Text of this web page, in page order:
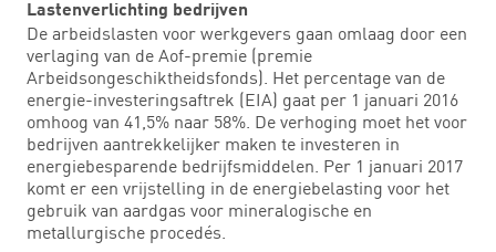
Lastenverlichting bedrijven
De arbeidslasten voor werkgevers gaan omlaag door een
verlaging van de Aof-premie (premie
Arbeidsongeschiktheidsfonds). Het percentage van de
energie-investeringsaftrek (EIA) gaat per 1 januari 2016
omhoog van 41,5% naar 58%. De verhoging moet het voor
bedrijven aantrekkelijker maken te investeren in
energiebesparende bedrijfsmiddelen. Per 1 januari 2017
komt er een vrijstelling in de energiebelasting voor het
gebruik van aardgas voor mineralogische en
metallurgische procedés.